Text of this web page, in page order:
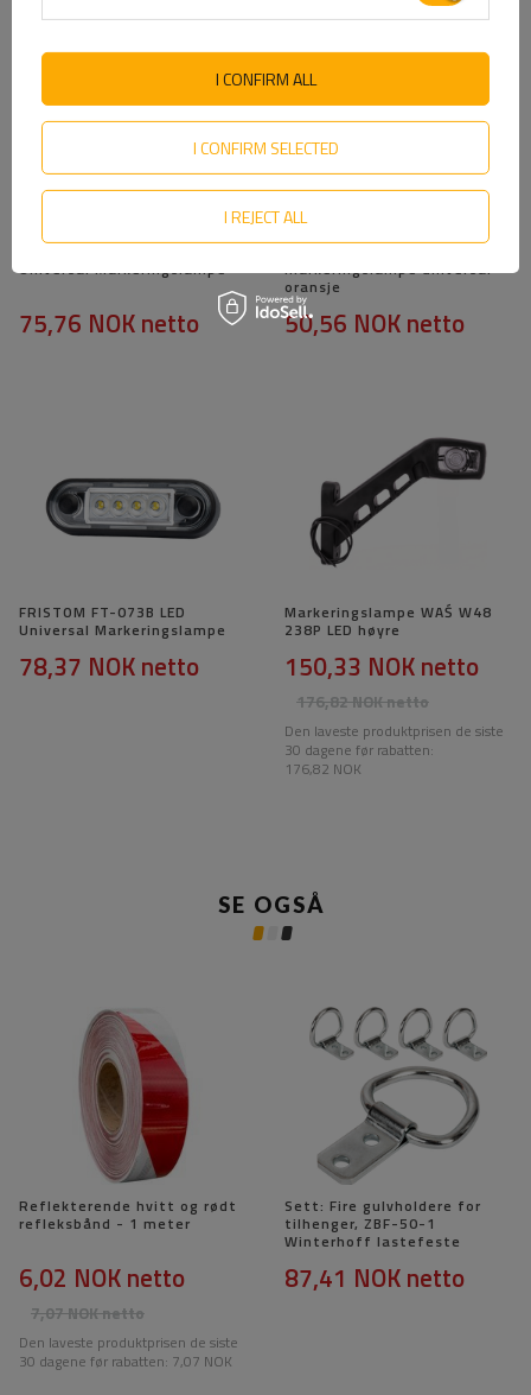
Universal Markeringslampe
75,76 NOKnetto
markeringslampe universal
oransje
50,56 NOKnetto
FRISTOM FT-073B LED
Universal Markeringslampe
78,37 NOKnetto
Markeringslampe WAŚ W48
238P LED høyre
176,82 NOKnetto
150,33 NOKnetto
Den laveste produktprisen de siste
30 dagene før rabatten:
176,82 NOK
SE OGSÅ
Reflekterende hvitt og rødt
refleksbånd - 1 meter
7,07 NOKnetto
6,02 NOKnetto
Den laveste produktprisen de siste
30 dagene før rabatten: 7,07 NOK
Sett: Fire gulvholdere for
tilhenger, ZBF-50-1
Winterhoff lastefeste
87,41 NOKnetto
I CONFIRM SELECTED
I REJECT ALL
I CONFIRM ALL